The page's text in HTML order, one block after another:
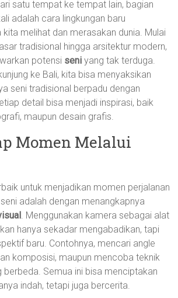
satu tempat ke tempat lain, bagian
adalah cara lingkungan baru
melihat dan merasakan dunia. Mulai
tradisional hingga arsitektur modern,
potensi seni yang tak terduga.
ke Bali, kita bisa menyaksikan
seni tradisional berpadu dengan
detail bisa menjadi inspirasi, baik
maupun desain grafis.
Momen Melalui
untuk menjadikan momen perjalanan
adalah dengan menangkapnya
. Menggunakan kamera sebagai alat
hanya sekadar mengabadikan, tapi
baru. Contohnya, mencari angle
komposisi, maupun mencoba teknik
berbeda. Semua ini bisa menciptakan
indah, tetapi juga bercerita.